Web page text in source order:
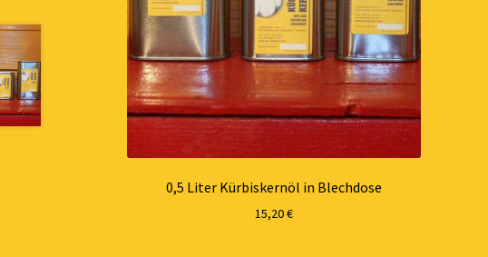
0,5 Liter Kürbiskernöl in Blechdose
15,20€